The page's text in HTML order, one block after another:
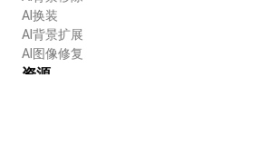
AI换装
AI背景扩展
AI图像修复
资源